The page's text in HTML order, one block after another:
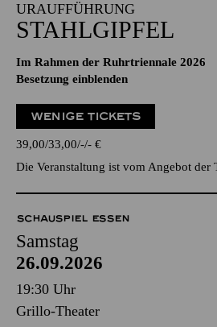
URAUFFÜHRUNG
STAHLGIPFEL
Im Rahmen der Ruhrtriennale 2026
Besetzung einblenden
WENIGE TICKETS
39,00 33,00 - - €
Die Veranstaltung ist vom Angebot der
SCHAUSPIEL ESSEN
Samstag
26.09.2026
19:30 Uhr
Grillo-Theater